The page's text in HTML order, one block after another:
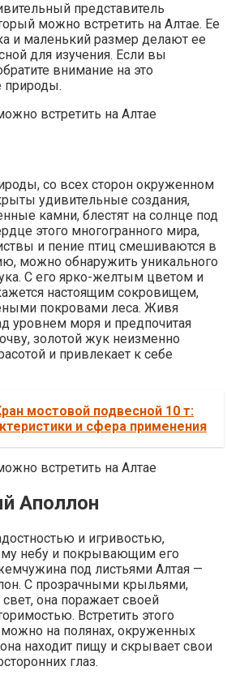
представитель
можно встретить на Алтае. Ее
и маленький размер делают ее
для изучения. Если вы
внимание на это
природы.
со всех сторон окруженном
удивительные создания,
камни, блестят на солнце под
этого многогранного мира,
и пение птиц смешиваются в
можно обнаружить уникального
С его ярко-желтым цветом и
настоящим сокровищем,
покровами леса. Живя
уровнем моря и предпочитая
золотой жук неизменно
и привлекает к себе
мостовой подвесной 10 т:
и сфера применения
Аполлон
и игривостью,
небу и покрывающим его
под листьями Алтая —
С прозрачными крыльями,
она поражает своей
Встретить этого
на полянах, окруженных
находит пищу и скрывает свои
глаз.